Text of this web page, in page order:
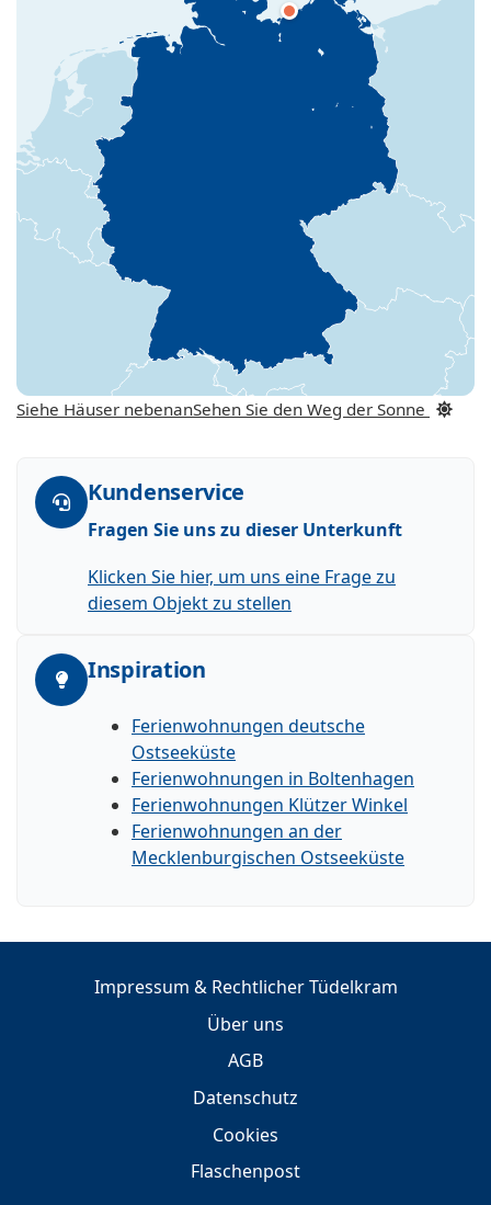
Siehe Häuser nebenanSehen Sie den Weg der Sonne
Kundenservice
Fragen Sie uns zu dieser Unterkunft
Klicken Sie hier, um uns eine Frage zu
diesem Objekt zu stellen
Inspiration
Ferienwohnungen deutsche
Ostseeküste
Ferienwohnungen in Boltenhagen
Ferienwohnungen Klützer Winkel
Ferienwohnungen an der
Mecklenburgischen Ostseeküste
Impressum & Rechtlicher Tüdelkram
Über uns
AGB
Datenschutz
Cookies
Flaschenpost